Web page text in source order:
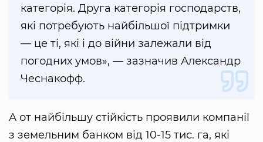
категорія. Друга категорія господарств,
які потребують найбільшої підтримки
— це ті, які і до війни залежали від
погодних умов», — зазначив Александр
Чеснакофф.
А от найбільшу стійкість проявили компанії
з земельним банком від 10-15 тис. га, які